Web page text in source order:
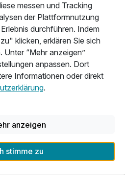
Reiten, Tennis- &
Raften,...
Eislaufen,
oder einfach nur
Natur erleben - all dies können
mit geführten Wanderungen,
und,...
messen und Tracking
der Plattformnutzung
durchführen. Indem
klicken, erklären Sie sich
Unter “Mehr anzeigen”
anpassen. Dort
Informationen oder direkt
.
anzeigen
stimme zu